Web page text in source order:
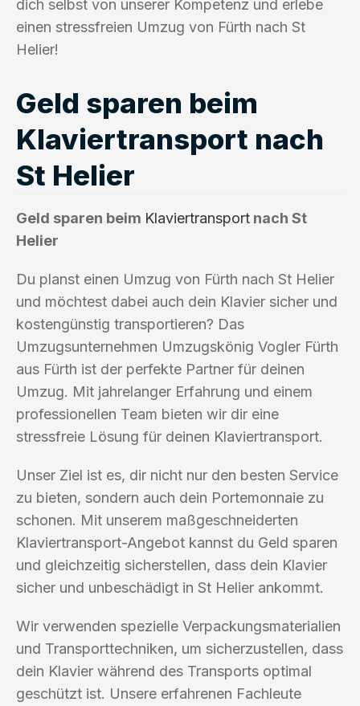
dich selbst von unserer Kompetenz und erlebe
einen stressfreien Umzug von Fürth nach St
Helier!
Geld sparen beim
Klaviertransport nach
St Helier
Geld sparen beim Klaviertransport nach St
Helier
Du planst einen Umzug von Fürth nach St Helier
und möchtest dabei auch dein Klavier sicher und
kostengünstig transportieren? Das
Umzugsunternehmen Umzugskönig Vogler Fürth
aus Fürth ist der perfekte Partner für deinen
Umzug. Mit jahrelanger Erfahrung und einem
professionellen Team bieten wir dir eine
stressfreie Lösung für deinen Klaviertransport.
Unser Ziel ist es, dir nicht nur den besten Service
zu bieten, sondern auch dein Portemonnaie zu
schonen. Mit unserem maßgeschneiderten
Klaviertransport-Angebot kannst du Geld sparen
und gleichzeitig sicherstellen, dass dein Klavier
sicher und unbeschädigt in St Helier ankommt.
Wir verwenden spezielle Verpackungsmaterialien
und Transporttechniken, um sicherzustellen, dass
dein Klavier während des Transports optimal
geschützt ist. Unsere erfahrenen Fachleute